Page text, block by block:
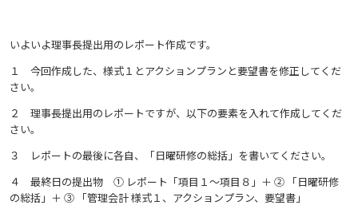
いよいよ理事長提出用のレポート作成です。
１ 今回作成した、様式１とアクションプランと要望書を修正してくだ
さい。
２ 理事長提出用のレポートですが、以下の要素を入れて作成してくだ
さい。
３ レポートの最後に各自、「日曜研修の総括」を書いてください。
４ 最終日の提出物 ① レポート「項目１〜項目８」＋ ② 「日曜研修
の総括」＋ ③ 「管理会計 様式１、アクションプラン、要望書」